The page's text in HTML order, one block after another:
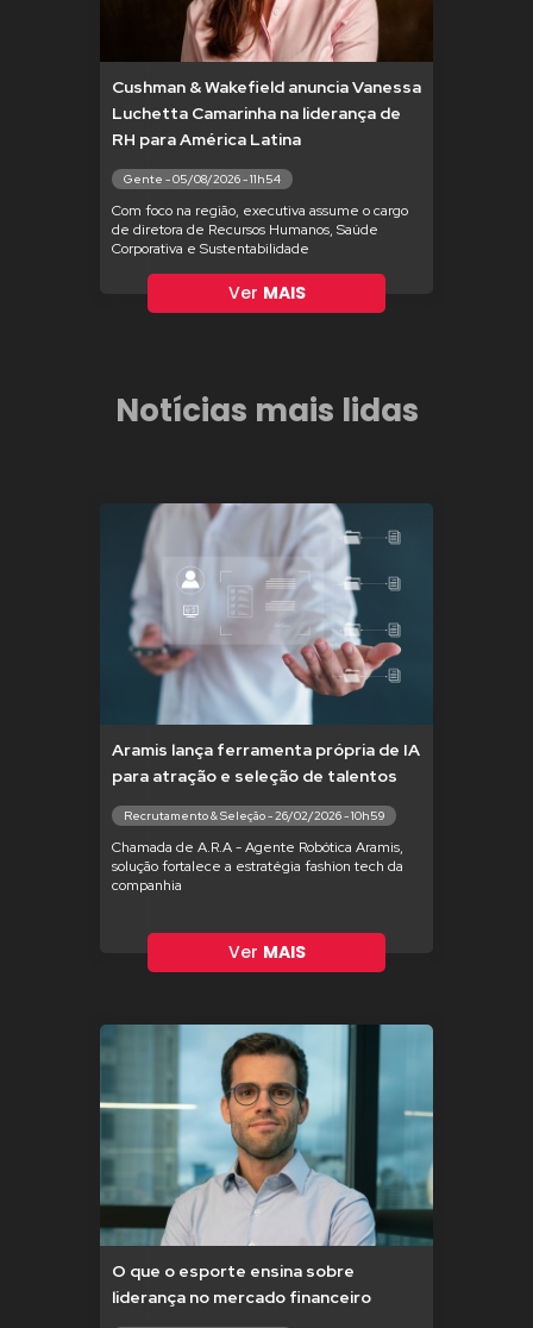
Cushman & Wakefield anuncia Vanessa
Luchetta Camarinha na liderança de
RH para América Latina
Gente - 05/08/2026 - 11h54
Com foco na região, executiva assume o cargo
de diretora de Recursos Humanos, Saúde
Corporativa e Sustentabilidade
Ver MAIS
Notícias mais lidas
Aramis lança ferramenta própria de IA
para atração e seleção de talentos
Recrutamento & Seleção - 26/02/2026 - 10h59
Chamada de A.R.A - Agente Robótica Aramis,
solução fortalece a estratégia fashion tech da
companhia
Ver MAIS
O que o esporte ensina sobre
liderança no mercado financeiro